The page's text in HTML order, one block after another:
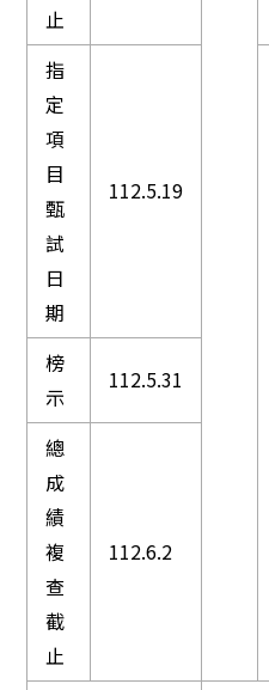
止
指
定
項
目
甄
試
日
期
112.5.19
榜
示
112.5.31
總
成
績
複
查
截
止
112.6.2